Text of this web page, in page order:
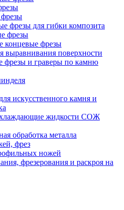
фрезы
фрезы для гибки композита
фрезы
концевые фрезы
выравнивания поверхности
фрезы и граверы по камню
искусственного камня и
жидкости СОЖ
обработка металла
фрез
ножей
фрезерования и раскроя на